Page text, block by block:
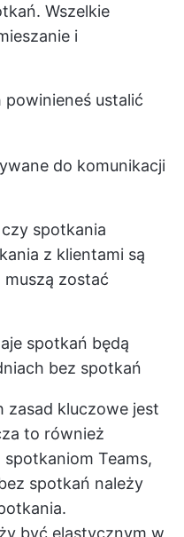
Wszelkie
i
ustalić
do komunikacji
spotkania
z klientami są
zostać
spotkań będą
bez spotkań
zasad kluczowe jest
to również
Teams,
spotkań należy
być elastycznym w